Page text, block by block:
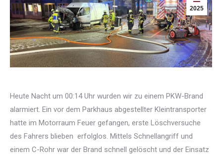
2025
Heute Nacht um 00:14 Uhr wurden wir zu einem PKW-Brand
alarmiert. Ein vor dem Parkhaus abgestellter Kleintransporter
hatte im Motorraum Feuer gefangen, erste Löschversuche
des Fahrers blieben erfolglos. Mittels Schnellangriff und
einem C-Rohr war der Brand schnell gelöscht und der Einsatz